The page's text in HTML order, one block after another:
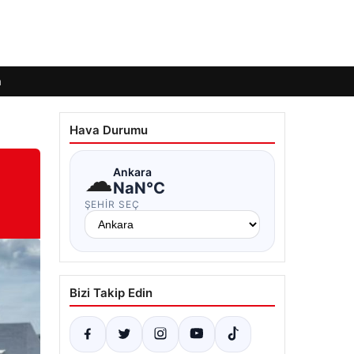
Hava Durumu
☁Ankara
NaN°C
ŞEHIR SEÇ
Bizi Takip Edin